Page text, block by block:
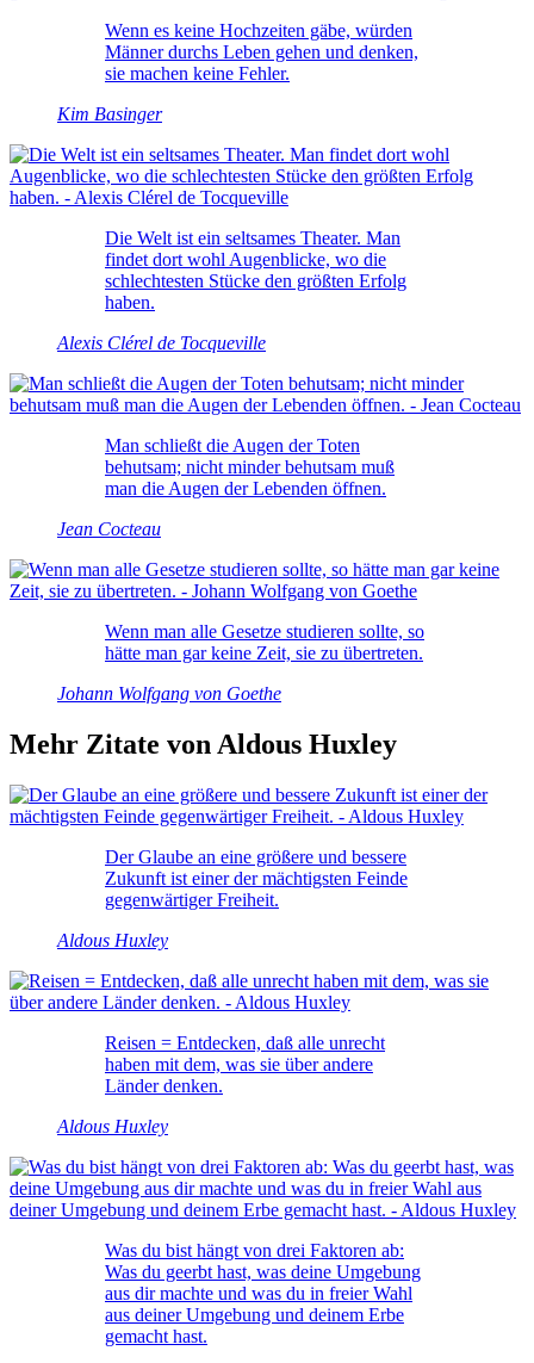
Wenn es keine Hochzeiten gäbe, würden
Männer durchs Leben gehen und denken,
sie machen keine Fehler.
Kim Basinger
Die Welt ist ein seltsames Theater. Man
findet dort wohl Augenblicke, wo die
schlechtesten Stücke den größten Erfolg
haben.
Alexis Clérel de Tocqueville
Man schließt die Augen der Toten
behutsam; nicht minder behutsam muß
man die Augen der Lebenden öffnen.
Jean Cocteau
Wenn man alle Gesetze studieren sollte, so
hätte man gar keine Zeit, sie zu übertreten.
Johann Wolfgang von Goethe
Mehr Zitate von Aldous Huxley
Der Glaube an eine größere und bessere
Zukunft ist einer der mächtigsten Feinde
gegenwärtiger Freiheit.
Aldous Huxley
Reisen = Entdecken, daß alle unrecht
haben mit dem, was sie über andere
Länder denken.
Aldous Huxley
Was du bist hängt von drei Faktoren ab:
Was du geerbt hast, was deine Umgebung
aus dir machte und was du in freier Wahl
aus deiner Umgebung und deinem Erbe
gemacht hast.